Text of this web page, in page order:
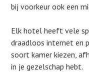
bij voorkeur ook een
Elk hotel heeft vele
draadloos internet en
soort kamer kiezen,
in je gezelschap hebt.